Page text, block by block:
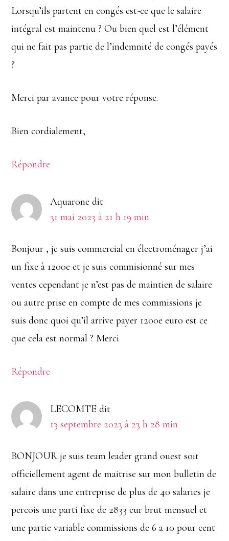
Lorsqu’ils partent en congés est-ce que le salaire
intégral est maintenu ? Ou bien quel est l’élément
qui ne fait pas partie de l’indemnité de congés payés
?
Merci par avance pour votre réponse.
Bien cordialement,
Répondre
Aquarone dit
31 mai 2023 à 21 h 19 min
Bonjour , je suis commercial en électroménager j’ai
un fixe à 1200e et je suis commisionné sur mes
ventes cependant je n’est pas de maintien de salaire
ou autre prise en compte de mes commissions je
suis donc quoi qu’il arrive payer 1200e euro est ce
que cela est normal ? Merci
Répondre
LECOMTE dit
13 septembre 2023 à 23 h 28 min
BONJOUR je suis team leader grand ouest soit
officiellement agent de maitrise sur mon bulletin de
salaire dans une entreprise de plus de 40 salaries je
percois une parti fixe de 2833 eur brut mensuel et
une partie variable commissions de 6 a 10 pour cent